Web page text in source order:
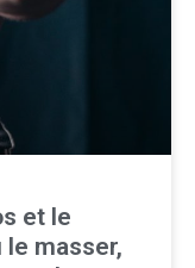
et le
le masser,